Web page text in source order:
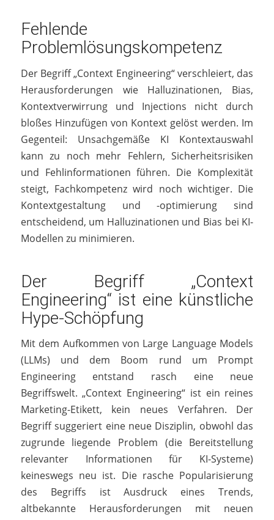
Fehlende
Problemlösungskompetenz
Der Begriff „Context Engineering“ verschleiert, das
Herausforderungen wie Halluzinationen, Bias,
Kontextverwirrung und Injections nicht durch
bloßes Hinzufügen von Kontext gelöst werden. Im
Gegenteil: Unsachgemäße KI Kontextauswahl
kann zu noch mehr Fehlern, Sicherheitsrisiken
und Fehlinformationen führen. Die Komplexität
steigt, Fachkompetenz wird noch wichtiger. Die
Kontextgestaltung und -optimierung sind
entscheidend, um Halluzinationen und Bias bei KI-
Modellen zu minimieren.
Der Begriff „Context
Engineering“ ist eine künstliche
Hype-Schöpfung
Mit dem Aufkommen von Large Language Models
(LLMs) und dem Boom rund um Prompt
Engineering entstand rasch eine neue
Begriffswelt. „Context Engineering“ ist ein reines
Marketing-Etikett, kein neues Verfahren. Der
Begriff suggeriert eine neue Disziplin, obwohl das
zugrunde liegende Problem (die Bereitstellung
relevanter Informationen für KI-Systeme)
keineswegs neu ist. Die rasche Popularisierung
des Begriffs ist Ausdruck eines Trends,
altbekannte Herausforderungen mit neuen